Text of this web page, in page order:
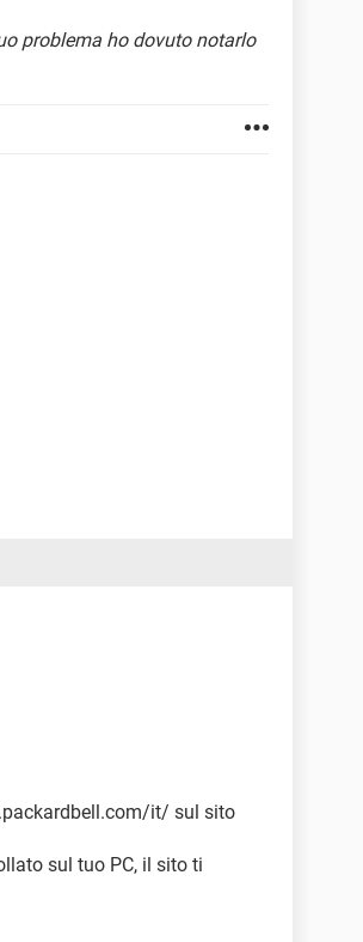
problema ho dovuto notarlo
it/ sul sito
sul tuo PC, il sito ti